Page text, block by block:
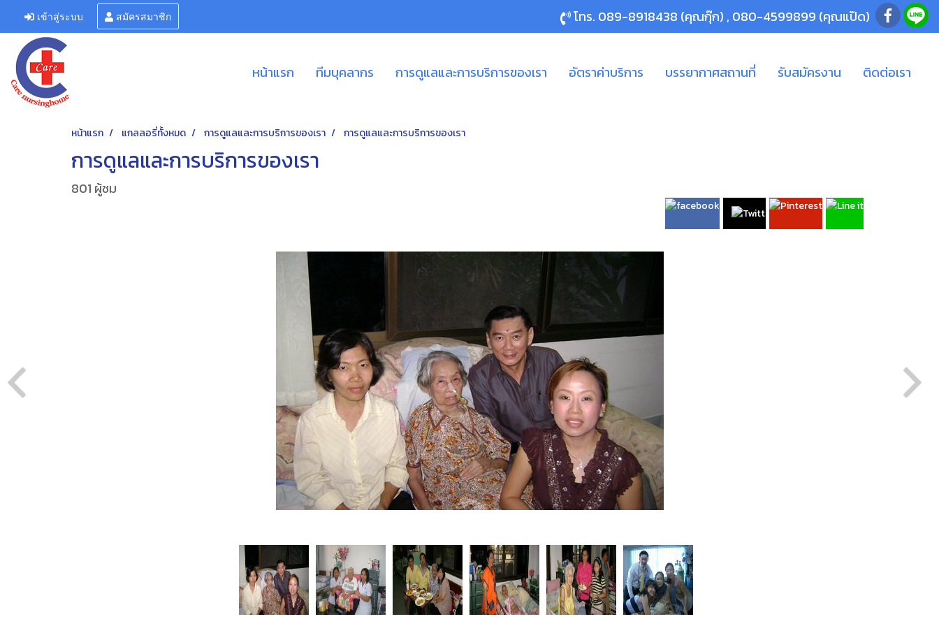
เข้าสู่ระบบ สมัครสมาชิก โทร. 089-8918438 (คุณกุ๊ก) , 080-4599899 (คุณแป๊ด)
หน้าแรก ทีมบุคลากร การดูแลและการบริการของเรา อัตราค่าบริการ บรรยากาศสถานที่ รับสมัครงาน ติดต่อเรา
หน้าแรก แกลลอรี่ทั้งหมด การดูแลและการบริการของเรา การดูแลและการบริการของเรา
การดูแลและการบริการของเรา
801 ผู้ชม